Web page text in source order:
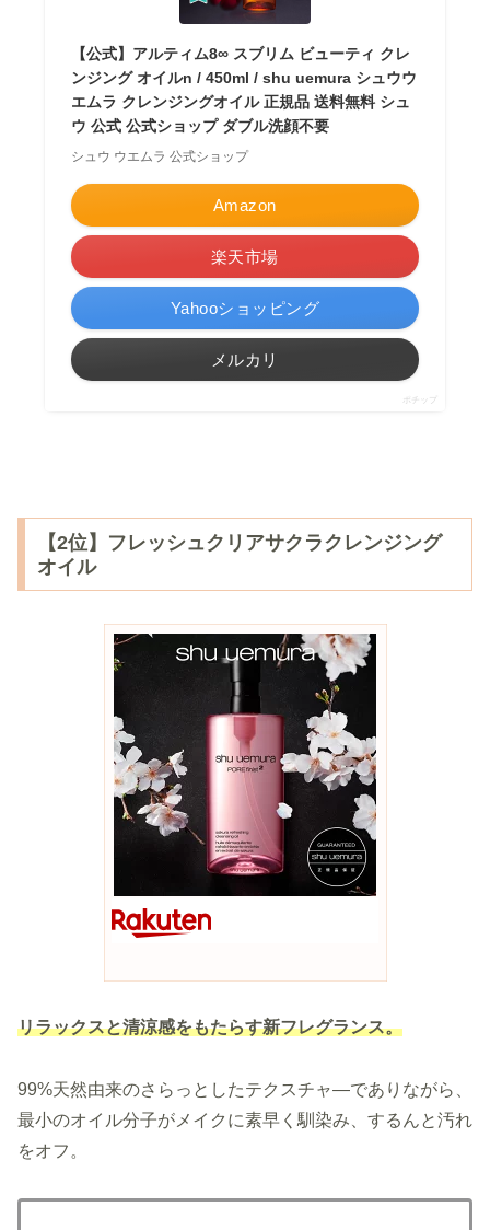
【公式】アルティム8∞ スブリム ビューティ クレ
ンジング オイルn / 450ml / shu uemura シュウウ
エムラ クレンジングオイル 正規品 送料無料 シュ
ウ 公式 公式ショップ ダブル洗顔不要
シュウ ウエムラ 公式ショップ
Amazon
楽天市場
Yahooショッピング
メルカリ
ポチップ
【2位】フレッシュクリアサクラクレンジング
オイル
リラックスと清涼感をもたらす新フレグランス。
99%天然由来のさらっとしたテクスチャ―でありながら、
最小のオイル分子がメイクに素早く馴染み、するんと汚れ
をオフ。